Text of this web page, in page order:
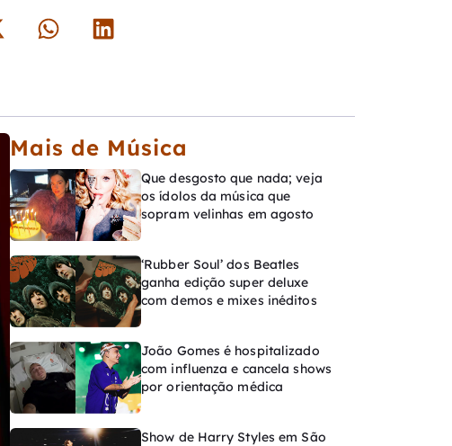
Mais de Música
Que desgosto que nada; veja
os ídolos da música que
sopram velinhas em agosto
‘Rubber Soul’ dos Beatles
ganha edição super deluxe
com demos e mixes inéditos
João Gomes é hospitalizado
com influenza e cancela shows
por orientação médica
Show de Harry Styles em São